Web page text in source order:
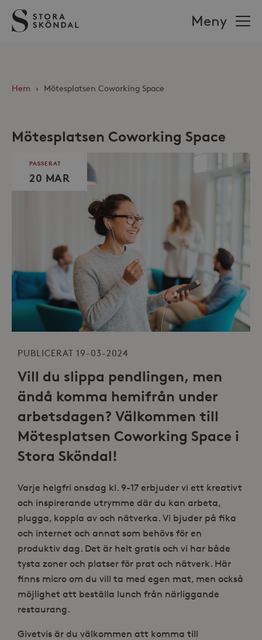
Stora
Sköndal
Meny
Hem › Mötesplatsen Coworking Space
Mötesplatsen Coworking Space
PASSERAT
20 MAR
PUBLICERAT 19-03-2024
Vill du slippa pendlingen, men
ändå komma hemifrån under
arbetsdagen? Välkommen till
Mötesplatsen Coworking Space i
Stora Sköndal!
Varje helgfri onsdag kl. 9-17 erbjuder vi ett kreativt
och inspirerande utrymme där du kan arbeta,
plugga, koppla av och nätverka. Vi bjuder på fika
och internet och annat som behövs för en
produktiv dag. Det är helt gratis och vi har både
tysta zoner och platser för prat och nätverk. Här
finns micro om du vill ta med egen mat, men också
möjlighet att beställa lunch från närliggande
restaurang.
Givetvis är du välkommen att komma till